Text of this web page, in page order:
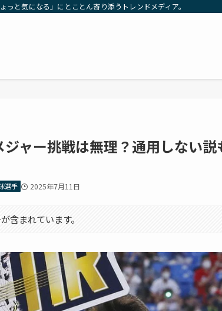
っと気になる」にとことん寄り添うトレンドメディア。
ャー挑戦は無理？通用しない
選手 2025年7月11日
含まれています。